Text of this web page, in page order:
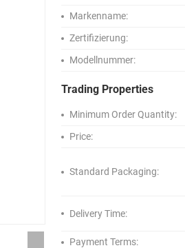
Markenname:
Zertifizierung:
Modellnummer:
Trading Properties
Minimum Order Quantity:
Price:
Standard Packaging:
Delivery Time:
Payment Terms: